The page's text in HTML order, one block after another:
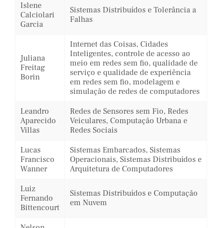
Islene
Calciolari
Garcia
Sistemas Distribuídos e Tolerância a
Falhas
Juliana
Freitag
Borin
Internet das Coisas, Cidades
Inteligentes, controle de acesso ao
meio em redes sem fio, qualidade de
serviço e qualidade de experiência
em redes sem fio, modelagem e
simulação de redes de computadores
Leandro
Aparecido
Villas
Redes de Sensores sem Fio, Redes
Veiculares, Computação Urbana e
Redes Sociais
Lucas
Francisco
Wanner
Sistemas Embarcados, Sistemas
Operacionais, Sistemas Distribuídos e
Arquitetura de Computadores
Luiz
Fernando
Bittencourt
Sistemas Distribuídos e Computação
em Nuvem